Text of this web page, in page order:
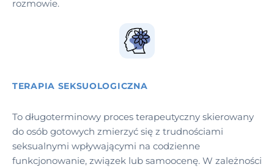
rozmowie.
TERAPIA SEKSUOLOGICZNA
To długoterminowy proces terapeutyczny skierowany
do osób gotowych zmierzyć się z trudnościami
seksualnymi wpływającymi na codzienne
funkcjonowanie, związek lub samoocenę. W zależności